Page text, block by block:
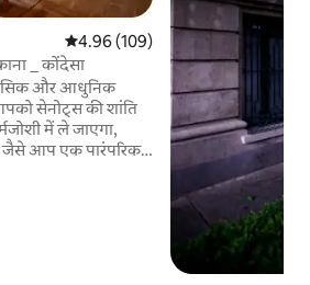
औसत रेटिंग 5 में से 4.96, 109 समीक्षाएँ
4.96 (109)
_ कोंदेसा
और आधुनिक
में ले जाएगा,
आप एक पारंपरिक